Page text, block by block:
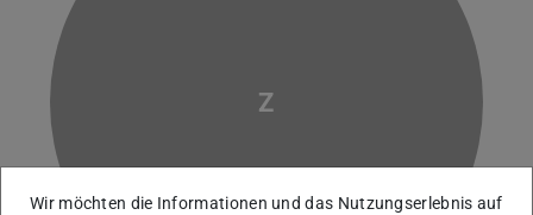
Z
Wir möchten die Informationen und das Nutzungserlebnis auf